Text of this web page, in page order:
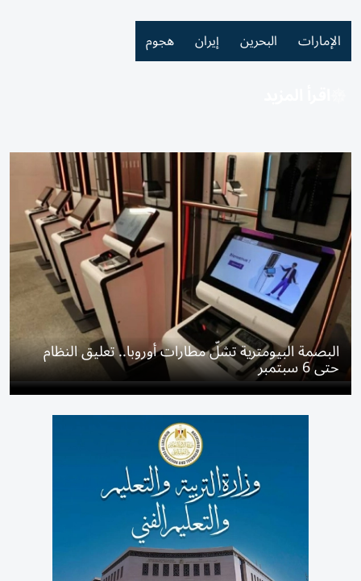
الإمارات البحرين إيران هجوم
البصمة البيومترية تشلّ مطارات أوروبا.. تعليق النظام
حتى 6 سبتمبر